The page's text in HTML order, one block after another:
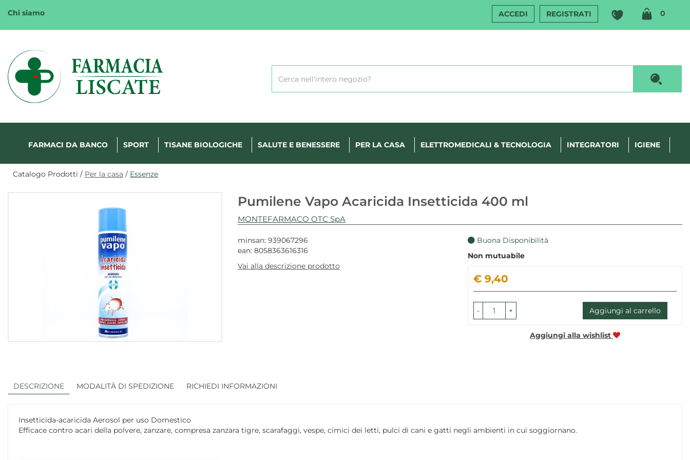
Chi siamo ACCEDI REGISTRATI 0
Margherita
FarmaWeb
Prodotto
FARMACI DA BANCO SPORT TISANE BIOLOGICHE SALUTE E BENESSERE PER LA CASA ELETTROMEDICALI & TECNOLOGIA INTEGRATORI IGIENE
Catalogo Prodotti / Per la casa / Essenze
Pumilene Vapo Acaricida Insetticida 400 ml
MONTEFARMACO OTC SpA
minsan: 939067296
ean: 8058363616316
Vai alla descrizione prodotto
Buona Disponibilità
Non mutuabile
Prezzo
€ 9,40
- + Aggiungi al carrello
Aggiungi alla wishlist
DESCRIZIONE MODALITÀ DI SPEDIZIONE RICHIEDI INFORMAZIONI
Insetticida-acaricida Aerosol per uso Domestico
Efficace contro acari della polvere, zanzare, compresa zanzara tigre, scarafaggi, vespe, cimici dei letti, pulci di cani e gatti negli ambienti in cui soggiornano.